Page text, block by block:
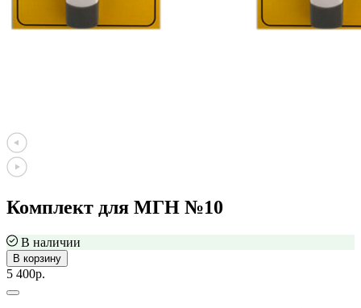
Комплект для МГН №10
В наличии
В корзину
5 400р.